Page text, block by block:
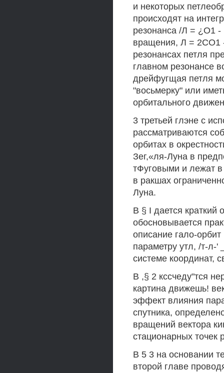
и некоторых
происходят на
резонанса /Л = ¿О1
вращения, Л = 2СО1
резонансах петля
главном резонансе
дрейфугщая петля
"восьмерку" или
орбитального
3 третьей глэне с
рассматриваются
орбитах в
Зег,«ля-Луна в
тФуговыми и лежат в
в ракшах
Луна.
В § I дается краткий
обосновывается
описание гало-
параметру утл, /т-л-
системе координат,
В ,§ 2 кссчеду"тся
картина движешь!
эффект влияния
спутника,
вращений вектора
стационарных точек
В 5 3 на основании
второй главе